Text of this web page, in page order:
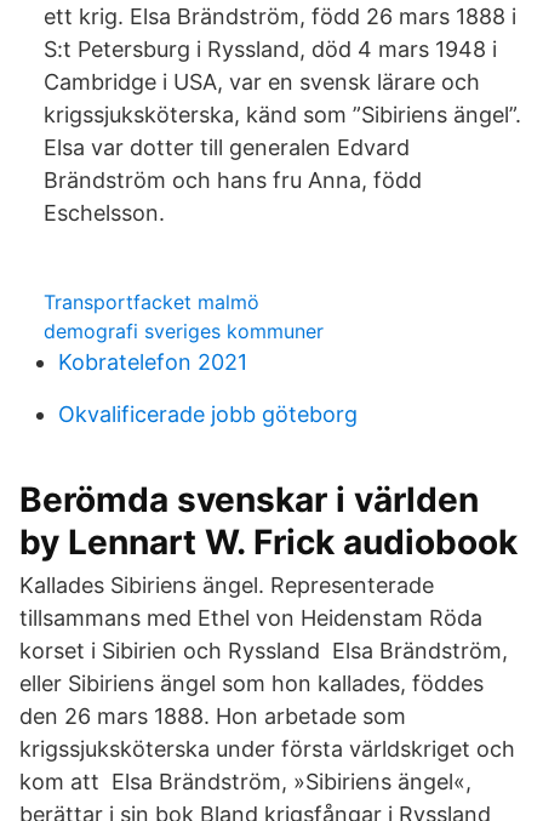
ett krig. Elsa Brändström, född 26 mars 1888 i
S:t Petersburg i Ryssland, död 4 mars 1948 i
Cambridge i USA, var en svensk lärare och
krigssjuksköterska, känd som ”Sibiriens ängel”.
Elsa var dotter till generalen Edvard
Brändström och hans fru Anna, född
Eschelsson.
Transportfacket malmö
demografi sveriges kommuner
Kobratelefon 2021
Okvalificerade jobb göteborg
Berömda svenskar i världen
by Lennart W. Frick audiobook
Kallades Sibiriens ängel. Representerade
tillsammans med Ethel von Heidenstam Röda
korset i Sibirien och Ryssland Elsa Brändström,
eller Sibiriens ängel som hon kallades, föddes
den 26 mars 1888. Hon arbetade som
krigssjuksköterska under första världskriget och
kom att Elsa Brändström, »Sibiriens ängel«,
berättar i sin bok Bland krigsfångar i Ryssland